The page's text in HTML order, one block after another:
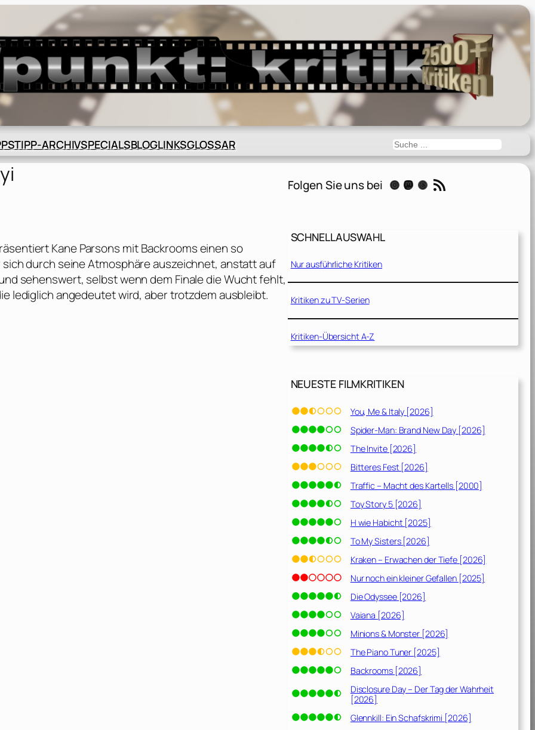
TIPP-ARCHIVSPECIALSBLOGLINKSGLOSSAR Suchen
Kane Parsons mit Backrooms einen so
durch seine Atmosphäre auszeichnet, anstatt auf
sehenswert, selbst wenn dem Finale die Wucht fehlt,
lediglich angedeutet wird, aber trotzdem ausbleibt.
Folgen Sie uns bei Instagram Mastodon Threads RSS-Feed
SCHNELLAUSWAHL
Nur ausführliche Kritiken
Kritiken zu TV-Serien
Kritiken-Übersicht A-Z
NEUESTE FILMKRITIKEN
You, Me & Italy [2026]
Spider-Man: Brand New Day [2026]
The Invite [2026]
Bitteres Fest [2026]
Traffic – Macht des Kartells [2000]
Toy Story 5 [2026]
H wie Habicht [2025]
To My Sisters [2026]
Kraken – Erwachen der Tiefe [2026]
Nur noch ein kleiner Gefallen [2025]
Die Odyssee [2026]
Vaiana [2026]
Minions & Monster [2026]
The Piano Tuner [2025]
Backrooms [2026]
Disclosure Day – Der Tag der Wahrheit
[2026]
Glennkill: Ein Schafskrimi [2026]